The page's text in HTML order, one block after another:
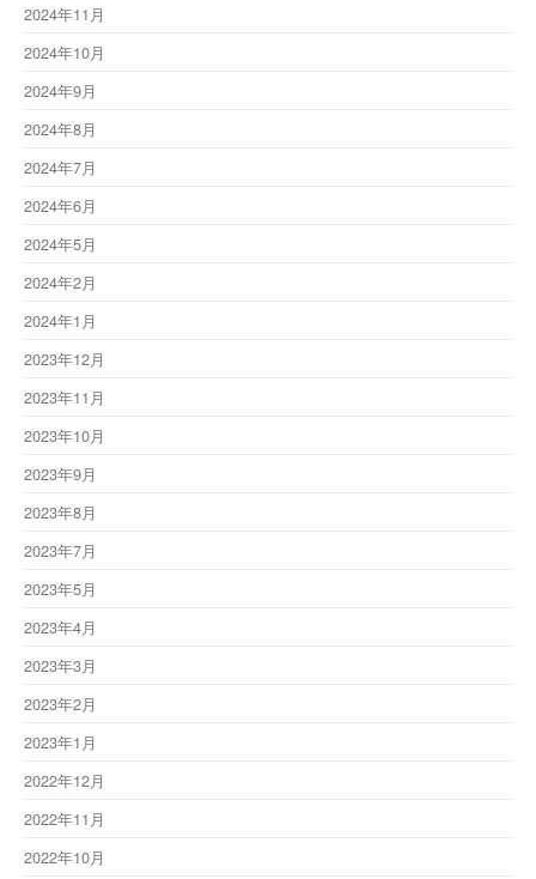
2024年11月
2024年10月
2024年9月
2024年8月
2024年7月
2024年6月
2024年5月
2024年2月
2024年1月
2023年12月
2023年11月
2023年10月
2023年9月
2023年8月
2023年7月
2023年5月
2023年4月
2023年3月
2023年2月
2023年1月
2022年12月
2022年11月
2022年10月